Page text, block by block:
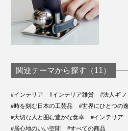
関連テーマから探す（11）
#インテリア #インテリア雑貨
#法人ギ
#時を刻む日本の工芸品
#世界にひとつの
#大切な人と囲む豊かな食卓
#インテリア
#居心地のいい空間
#すべての商品